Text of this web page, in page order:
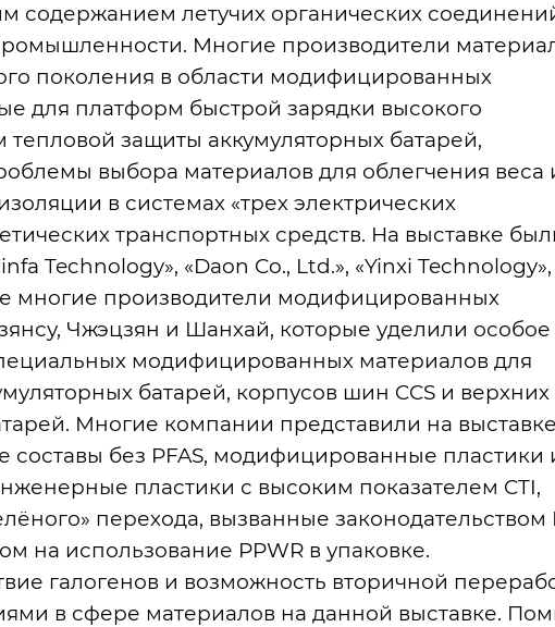
содержанием летучих органических
Многие производители
поколения в области модифицированных
для платформ быстрой зарядки высокого
защиты аккумуляторных батарей,
выбора материалов для облегчения веса
в системах «трех электрических
транспортных средств. На выставке
Technology», «Daon Co., Ltd.», «Yinxi Technology»,
многие производители модифицированных
Чжэцзян и Шанхай, которые уделили особое
модифицированных материалов для
батарей, корпусов шин CCS и верхних
Многие компании представили на выставке
составы без PFAS, модифицированные пластики
пластики с высоким показателем CTI,
перехода, вызванные законодательством
на использование PPWR в упаковке.
галогенов и возможность вторичной
в сфере материалов на данной выставке.